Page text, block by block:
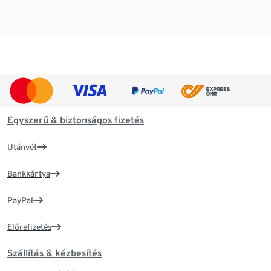
Egyszerű & biztonságos fizetés
Utánvét
Bankkártya
PayPal
Előrefizetés
Szállítás & kézbesítés